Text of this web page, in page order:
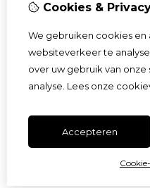
Cookies &
We gebruiken cookies
websiteverkeer te
over uw gebruik van
analyse. Lees onze
Accepteren